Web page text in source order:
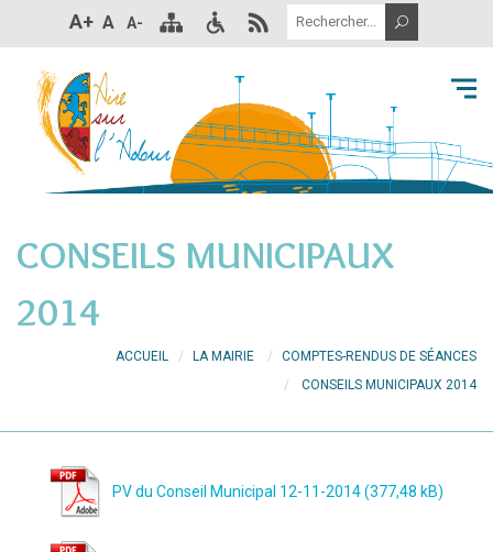
A+ A A-
CONSEILS MUNICIPAUX
2014
ACCUEIL LA MAIRIE
COMPTES-RENDUS DE SÉANCES
CONSEILS MUNICIPAUX 2014
PV du Conseil Municipal 12-11-2014